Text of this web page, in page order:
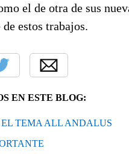
el de otra de sus
estos trabajos.
EN ESTE BLOG:
TEMA ALL ANDALUS